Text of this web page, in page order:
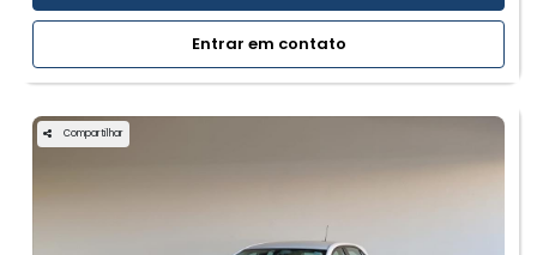
Entrar em contato
Compartilhar